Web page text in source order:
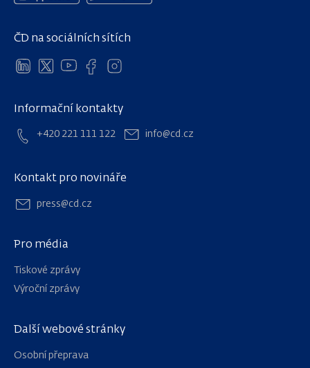
Informační kontakty
+420 221 111 122 info@cd.cz
Kontakt pro novináře
press@cd.cz
Další webové stránky
Osobní přeprava
ČD na sociálních sítích
Pro média
Tiskové zprávy
Výroční zprávy